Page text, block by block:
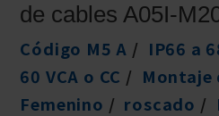
de cables A05I-
Código M5 A IP66 a
60 VCA o CC
Montaje
Femenino
roscado